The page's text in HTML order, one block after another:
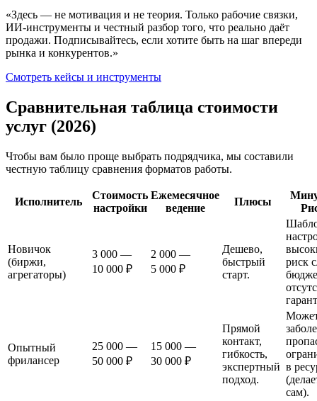
«Здесь — не мотивация и не теория. Только рабочие связки,
ИИ-инструменты и честный разбор того, что реально даёт
продажи. Подписывайтесь, если хотите быть на шаг впереди
рынка и конкурентов.»
Смотреть кейсы и инструменты
Сравнительная таблица стоимости
услуг (2026)
Чтобы вам было проще выбрать подрядчика, мы составили
честную таблицу сравнения форматов работы.
Исполнитель
Стоимость
настройки
Ежемесячное
ведение
Плюсы
Новичок
(биржи,
агрегаторы)
3 000 —
10 000 ₽
2 000 —
5 000 ₽
Дешево,
быстрый
старт.
риск
Опытный
фрилансер
25 000 —
50 000 ₽
15 000 —
30 000 ₽
Прямой
контакт,
гибкость,
экспертный
подход.
в
сам).